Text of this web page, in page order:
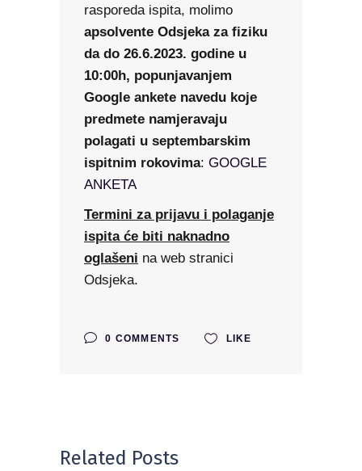
rasporeda ispita, molimo
apsolvente Odsjeka za fiziku
da do 26.6.2023. godine u
10:00h, popunjavanjem
Google ankete navedu koje
predmete namjeravaju
polagati u septembarskim
ispitnim rokovima: GOOGLE
ANKETA
Termini za prijavu i polaganje
ispita će biti naknadno
oglašeni na web stranici
Odsjeka.
0 COMMENTS LIKE
Related Posts